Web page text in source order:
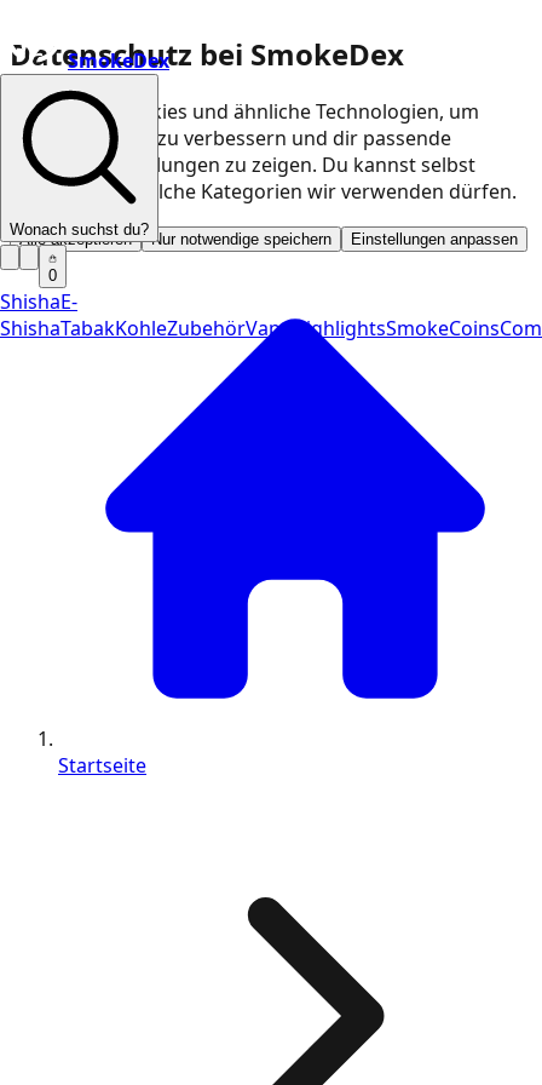
Datenschutz bei SmokeDex
Wir nutzen Cookies und ähnliche Technologien, um
unsere Website zu verbessern und dir passende
Produktempfehlungen zu zeigen. Du kannst selbst
entscheiden, welche Kategorien wir verwenden dürfen.
Alle akzeptieren Nur notwendige speichern Einstellungen anpassen
SmokeDex
Wonach suchst du?
0
ShishaE-
ShishaTabakKohleZubehörVapeHighlightsSmokeCoins
Startseite